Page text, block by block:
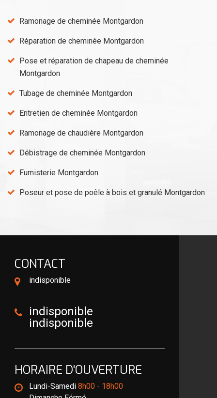
Ramonage de cheminée Montgardon
Réparation de cheminée Montgardon
Pose et réparation de chapeau de cheminée
Montgardon
Tubage de cheminée Montgardon
Entretien de cheminée Montgardon
Ramonage de chaudière Montgardon
Débistrage de cheminée Montgardon
Fumisterie Montgardon
Poseur et pose de poêle à bois et granulé Montgardon
CONTACT
indisponible
indisponible
indisponible
HORAIRE D'OUVERTURE
Lundi-Samedi 8h00 - 18h00